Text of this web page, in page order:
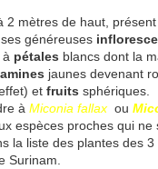
2 mètres de haut,
généreuses
à pétales blancs dont la
jaunes devenant
et fruits sphériques.
à Miconia fallax ou
espèces proches qui
la liste des plantes des
Surinam.